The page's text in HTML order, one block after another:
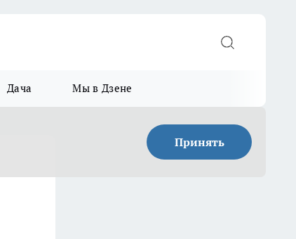
Дача Мы в Дзене
Принять